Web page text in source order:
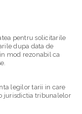
pentru solicitarile
dupa data de
mod rezonabil ca
legilor tarii in care
jurisdictia tribunalelor